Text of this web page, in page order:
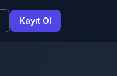
Kayıt Ol